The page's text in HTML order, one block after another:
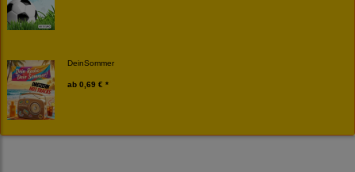
DeinSommer
ab 0,69 € *